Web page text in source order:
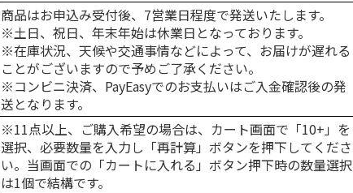
商品はお申込み受付後、7営業日程度で発送いたします。
※土日、祝日、年末年始は休業日となっております。
※在庫状況、天候や交通事情などによって、お届けが遅れる
ことがございますので予めご了承ください。
※コンビニ決済、PayEasyでのお支払いはご入金確認後の発
送となります。
※11点以上、ご購入希望の場合は、カート画面で「10+」を
選択、必要数量を入力し「再計算」ボタンを押下してくださ
い。当画面での「カートに入れる」ボタン押下時の数量選択
は1個で結構です。